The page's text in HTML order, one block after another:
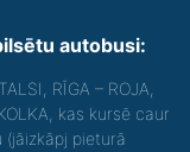
autobusi:
RĪGA – ROJA,
kas kursē caur
(jāizkāpj pieturā